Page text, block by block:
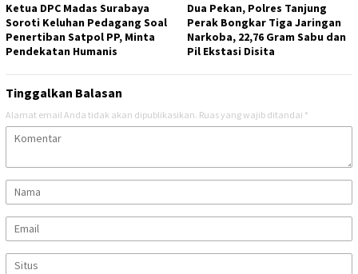
Ketua DPC Madas Surabaya
Soroti Keluhan Pedagang Soal
Penertiban Satpol PP, Minta
Pendekatan Humanis
Dua Pekan, Polres Tanjung
Perak Bongkar Tiga Jaringan
Narkoba, 22,76 Gram Sabu dan
Pil Ekstasi Disita
Tinggalkan Balasan
Alamat email Anda tidak akan dipublikasikan. Ruas yang wajib ditandai *